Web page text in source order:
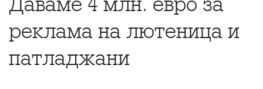
реклама на лютеница и
патладжани